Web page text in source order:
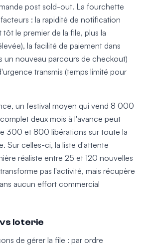
post sold-out. La fourchette
: la rapidité de notification
le premier de la file, plus la
la facilité de paiement dans
un nouveau parcours de checkout)
transmis (temps limité pour
un festival moyen qui vend 8 000
deux mois à l'avance peut
300 et 800 libérations sur toute la
Sur celles-ci, la liste d'attente
réaliste entre 25 et 120 nouvelles
pas l'activité, mais récupère
aucun effort commercial
loterie
de gérer la file : par ordre